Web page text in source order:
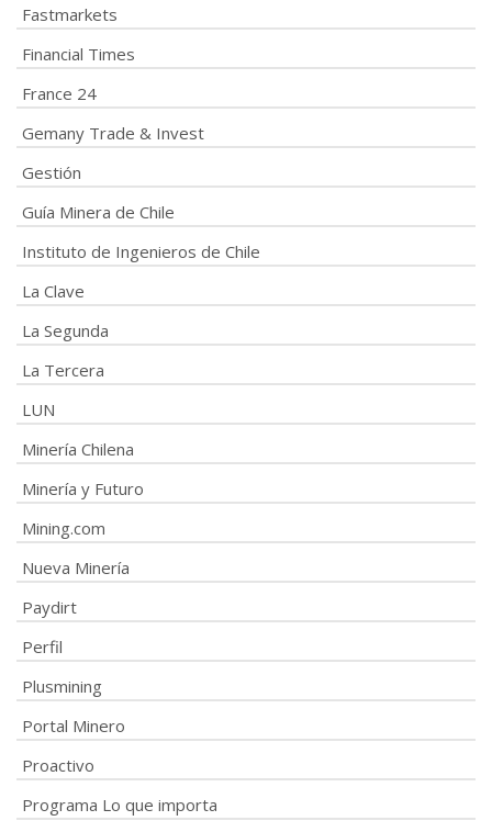
Fastmarkets
Financial Times
France 24
Gemany Trade & Invest
Gestión
Guía Minera de Chile
Instituto de Ingenieros de Chile
La Clave
La Segunda
La Tercera
LUN
Minería Chilena
Minería y Futuro
Mining.com
Nueva Minería
Paydirt
Perfil
Plusmining
Portal Minero
Proactivo
Programa Lo que importa